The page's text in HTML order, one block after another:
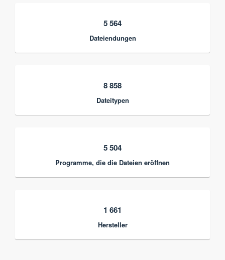
5 564
Dateiendungen
8 858
Dateitypen
5 504
Programme, die die Dateien eröffnen
1 661
Hersteller